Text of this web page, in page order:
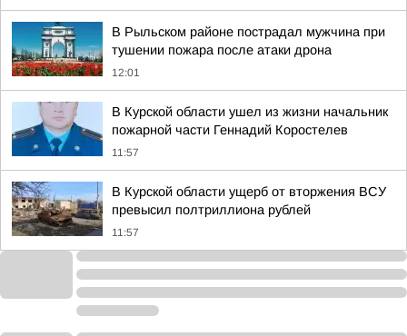
В Рыльском районе пострадал мужчина при
тушении пожара после атаки дрона
12:01
В Курской области ушел из жизни начальник
пожарной части Геннадий Коростелев
11:57
В Курской области ущерб от вторжения ВСУ
превысил полтриллиона рублей
11:57